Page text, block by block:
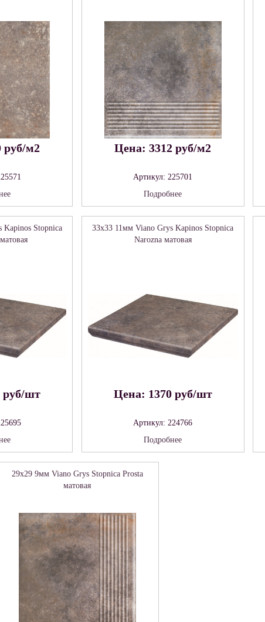
руб/м2 Цена: 3312 руб/м2
Артикул: 225701
Подробнее
Kapinos Stopnica
руб/шт
33x33 11мм Viano Grys Kapinos Stopnica
Narozna матовая
Цена: 1370 руб/шт
Артикул: 224766
Подробнее
29x29 9мм Viano Grys Stopnica Prosta
матовая